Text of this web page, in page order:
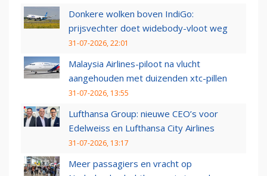
Donkere wolken boven IndiGo:
prijsvechter doet widebody-vloot weg
31-07-2026, 22:01
Malaysia Airlines-piloot na vlucht
aangehouden met duizenden xtc-pillen
31-07-2026, 13:55
Lufthansa Group: nieuwe CEO’s voor
Edelweiss en Lufthansa City Airlines
31-07-2026, 13:17
Meer passagiers en vracht op